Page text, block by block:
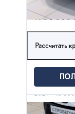
1 750 000
Рассчитать
2021·15